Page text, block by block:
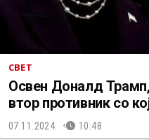
СВЕТ
Освен Доналд
втор противник со
07.11.2024. 10:48